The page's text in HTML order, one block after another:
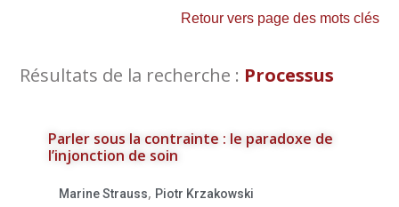
Retour vers page des mots clés
Résultats de la recherche : Processus
Parler sous la contrainte : le paradoxe de
l’injonction de soin
Marine Strauss, Piotr Krzakowski